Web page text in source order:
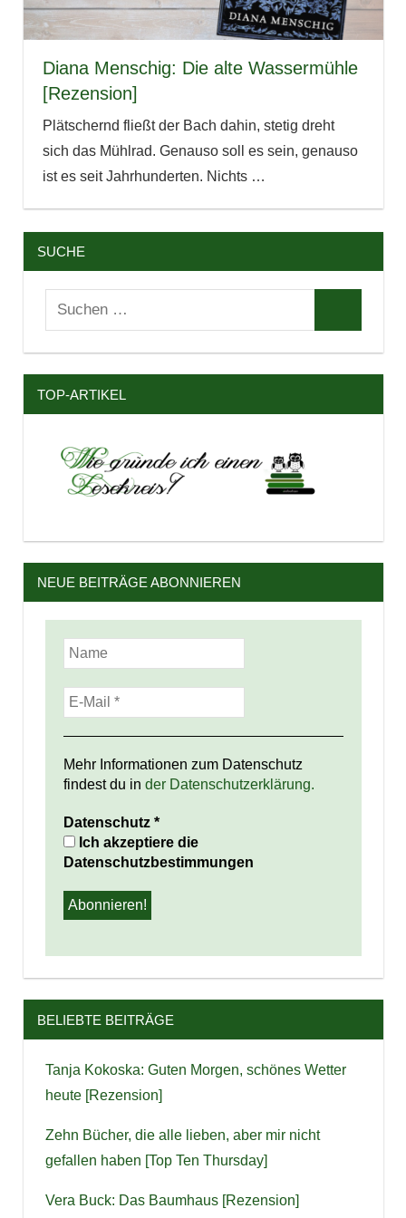
Diana Menschig: Die alte Wassermühle
[Rezension]
Plätschernd fließt der Bach dahin, stetig dreht
sich das Mühlrad. Genauso soll es sein, genauso
ist es seit Jahrhunderten. Nichts …
SUCHE
Suchen
TOP-ARTIKEL
NEUE BEITRÄGE ABONNIEREN
Mehr Informationen zum Datenschutz
findest du in der Datenschutzerklärung.
Datenschutz *
Ich akzeptiere die
Datenschutzbestimmungen
BELIEBTE BEITRÄGE
Tanja Kokoska: Guten Morgen, schönes Wetter
heute [Rezension]
Zehn Bücher, die alle lieben, aber mir nicht
gefallen haben [Top Ten Thursday]
Vera Buck: Das Baumhaus [Rezension]